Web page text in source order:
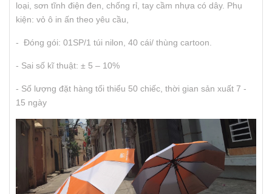
loại, sơn tĩnh điện đen, chống rỉ, tay cầm nhựa có dây. Phụ
kiện: vỏ ô in ấn theo yêu cầu,
- Đóng gói: 01SP/1 túi nilon, 40 cái/ thùng cartoon.
- Sai số kĩ thuật: ± 5 – 10%
- Số lượng đặt hàng tối thiểu 50 chiếc, thời gian sản xuất 7 -
15 ngày